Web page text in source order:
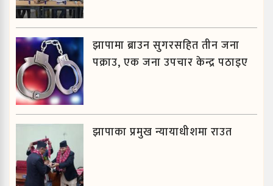
झापामा ब्राउन सुगरसहित तीन जना
पक्राउ, एक जना उपचार केन्द्र पठाइए
झापाका प्रमुख न्यायाधीशमा राउत